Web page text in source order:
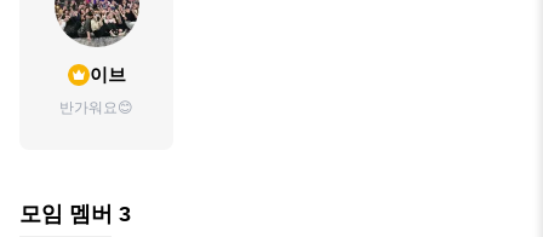
이브
반가워요😊
모임 멤버 3